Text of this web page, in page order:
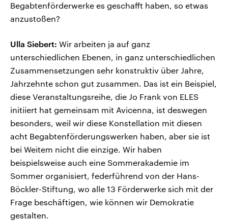
Begabtenförderwerke es geschafft haben, so etwas
anzustoßen?
Ulla Siebert: Wir arbeiten ja auf ganz
unterschiedlichen Ebenen, in ganz unterschiedlichen
Zusammensetzungen sehr konstruktiv über Jahre,
Jahrzehnte schon gut zusammen. Das ist ein Beispiel,
diese Veranstaltungsreihe, die Jo Frank von ELES
initiiert hat gemeinsam mit Avicenna, ist deswegen
besonders, weil wir diese Konstellation mit diesen
acht Begabtenförderungswerken haben, aber sie ist
bei Weitem nicht die einzige. Wir haben
beispielsweise auch eine Sommerakademie im
Sommer organisiert, federführend von der Hans-
Böckler-Stiftung, wo alle 13 Förderwerke sich mit der
Frage beschäftigen, wie können wir Demokratie
gestalten.